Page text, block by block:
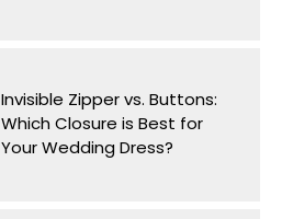
Invisible Zipper vs. Buttons:
Which Closure is Best for
Your Wedding Dress?